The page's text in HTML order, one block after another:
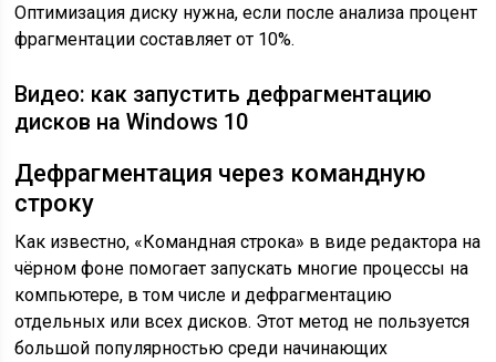
Оптимизация диску нужна, если после анализа процент
фрагментации составляет от 10%.
Видео: как запустить дефрагментацию
дисков на Windows 10
Дефрагментация через командную
строку
Как известно, «Командная строка» в виде редактора на
чёрном фоне помогает запускать многие процессы на
компьютере, в том числе и дефрагментацию
отдельных или всех дисков. Этот метод не пользуется
большой популярностью среди начинающих